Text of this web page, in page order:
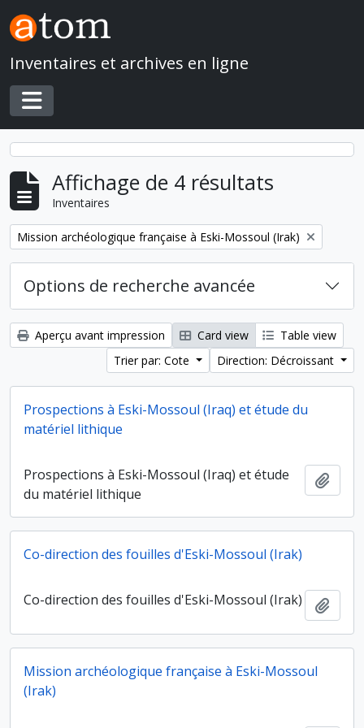
Skip to main content
Inventaires et archives en ligne
Toggle navigation
Affichage de 4 résultats
Inventaires
Remove filter:
Mission archéologique française à Eski-Mossoul (Irak)
Options de recherche avancée
Aperçu avant impression Card view
Table view
Trier par: Cote
Direction: Décroissant
Prospections à Eski-Mossoul (Iraq) et étude du
matériel lithique
Prospections à Eski-Mossoul (Iraq) et étude
du matériel lithique
Co-direction des fouilles d'Eski-Mossoul (Irak)
Co-direction des fouilles d'Eski-Mossoul (Irak)
Mission archéologique française à Eski-Mossoul
(Irak)